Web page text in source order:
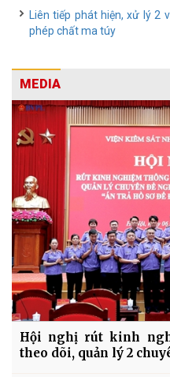
Liên tiếp phát hiện, xử lý
phép chất ma túy
MEDIA
Hội nghị rút kinh
theo dõi, quản lý 2